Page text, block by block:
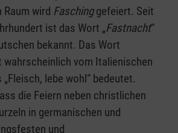
wird Faschinggefeiert. Seit
ist das Wort „Fastnacht“
bekannt. Das Wort
vom Italienischen
„Fleisch, lebe wohl“ bedeutet.
die Feiern neben christlichen
in germanischen und
und